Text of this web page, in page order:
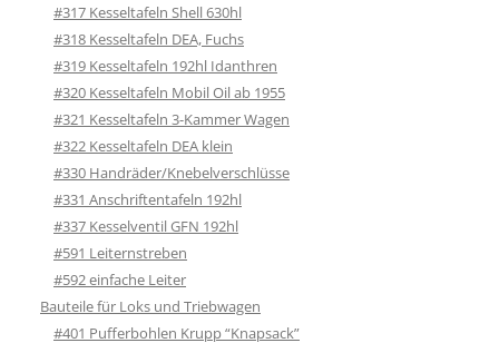
#317 Kesseltafeln Shell 630hl
#318 Kesseltafeln DEA, Fuchs
#319 Kesseltafeln 192hl Idanthren
#320 Kesseltafeln Mobil Oil ab 1955
#321 Kesseltafeln 3-Kammer Wagen
#322 Kesseltafeln DEA klein
#330 Handräder/Knebelverschlüsse
#331 Anschriftentafeln 192hl
#337 Kesselventil GFN 192hl
#591 Leiternstreben
#592 einfache Leiter
Bauteile für Loks und Triebwagen
#401 Pufferbohlen Krupp “Knapsack”